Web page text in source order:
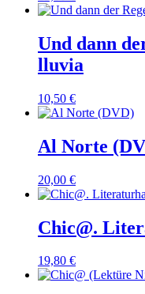
Und dann
lluvia
10,50 €
Al Norte
20,00 €
Chic@.
19,80 €